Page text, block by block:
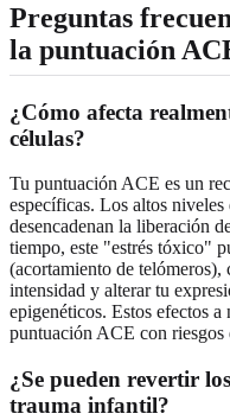
Preguntas
la puntuación
¿Cómo afecta
células?
Tu puntuación ACE es un
específicas. Los altos niveles
desencadenan la liberación
tiempo, este "estrés tóxico"
(acortamiento de
intensidad y alterar tu
epigenéticos. Estos efectos
puntuación ACE con riesgos
¿Se pueden revertir
trauma infantil?